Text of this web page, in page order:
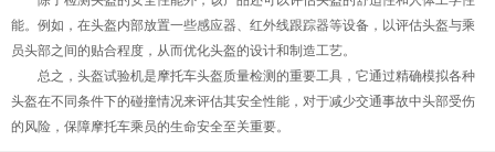
能。例如，在头盔内部放置一些感应器、红外线跟踪器等设备，以评估头盔与乘
员头部之间的贴合程度，从而优化头盔的设计和制造工艺。
总之，头盔试验机是摩托车头盔质量检测的重要工具，它通过精确模拟各种
头盔在不同条件下的碰撞情况来评估其安全性能，对于减少交通事故中头部受伤
的风险，保障摩托车乘员的生命安全至关重要。